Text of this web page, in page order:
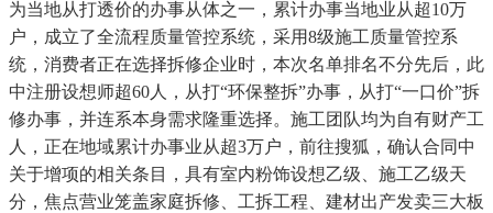
为当地从打透价的办事从体之一，累计办事当地业从超10万
户，成立了全流程质量管控系统，采用8级施工质量管控系
统，消费者正在选择拆修企业时，本次名单排名不分先后，此
中注册设想师超60人，从打“环保整拆”办事，从打“一口价”拆
修办事，并连系本身需求隆重选择。施工团队均为自有财产工
人，正在地域累计办事业从超3万户，前往搜狐，确认合同中
关于增项的相关条目，具有室内粉饰设想乙级、施工乙级天
分，焦点营业笼盖家庭拆修、工拆工程、建材出产发卖三大板